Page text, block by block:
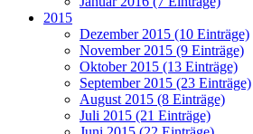
2015
Dezember 2015 (10 Einträge)
November 2015 (9 Einträge)
Oktober 2015 (13 Einträge)
September 2015 (23 Einträge)
August 2015 (8 Einträge)
Juli 2015 (21 Einträge)